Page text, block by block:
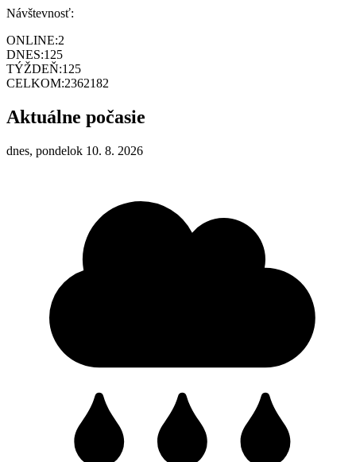
Návštevnosť:
ONLINE:2
DNES:125
TÝŽDEŇ:125
CELKOM:2362182
Aktuálne počasie
dnes, pondelok 10. 8. 2026